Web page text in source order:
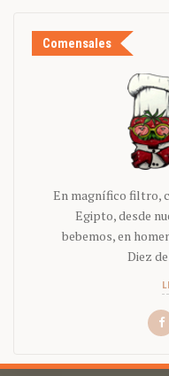
Comensales
En magnífico filtro,
Egipto, desde
bebemos, en
Diez